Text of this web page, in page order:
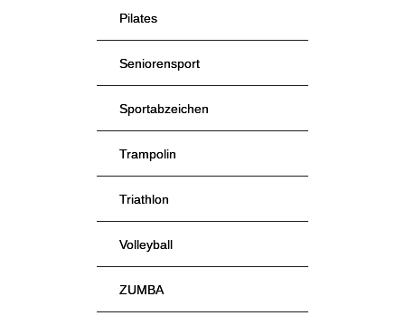
Pilates
Seniorensport
Sportabzeichen
Trampolin
Triathlon
Volleyball
ZUMBA